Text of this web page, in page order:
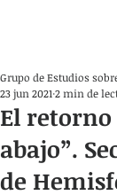
El retorno
abajo”.
de
Grupo de Estudios
23 jun 2021 2 min de